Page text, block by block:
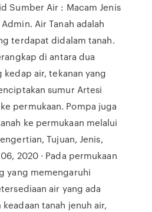
Sumber Air : Macam Jenis
Air Tanah adalah
terdapat didalam tanah.
di antara dua
kedap air, tekanan yang
sumur Artesi
permukaan. Pompa juga
ke permukaan melalui
Tujuan, Jenis,
2020 · Pada permukaan
yang memengaruhi
air yang ada
tanah jenuh air,